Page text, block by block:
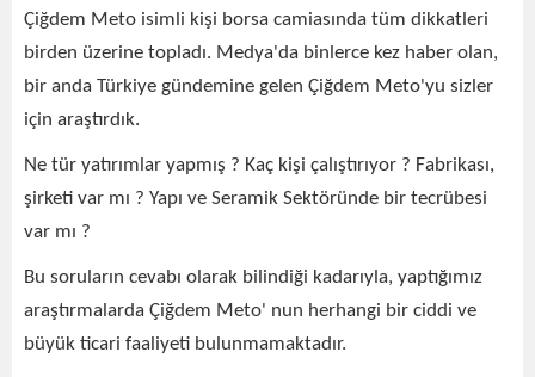
Çiğdem Meto isimli kişi borsa camiasında tüm dikkatleri
birden üzerine topladı. Medya'da binlerce kez haber olan,
bir anda Türkiye gündemine gelen Çiğdem Meto'yu sizler
için araştırdık.
Ne tür yatırımlar yapmış ? Kaç kişi çalıştırıyor ? Fabrikası,
şirketi var mı ? Yapı ve Seramik Sektöründe bir tecrübesi
var mı ?
Bu soruların cevabı olarak bilindiği kadarıyla, yaptığımız
araştırmalarda Çiğdem Meto' nun herhangi bir ciddi ve
büyük ticari faaliyeti bulunmamaktadır.